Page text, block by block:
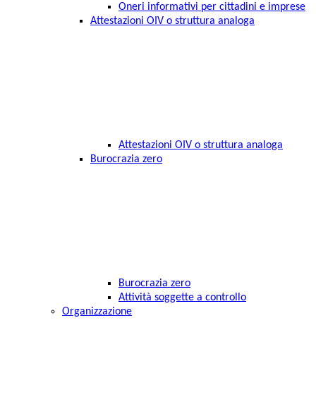
Oneri informativi per cittadini e imprese
Attestazioni OIV o struttura analoga
Attestazioni OIV o struttura analoga
Burocrazia zero
Burocrazia zero
Attività soggette a controllo
Organizzazione